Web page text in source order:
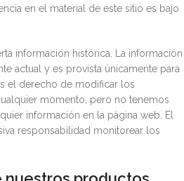
en el material de este sitio es bajo
información histórica. La información
actual y es provista únicamente para
el derecho de modificar los
momento, pero no tenemos
información en la página web. El
responsabilidad monitorear los